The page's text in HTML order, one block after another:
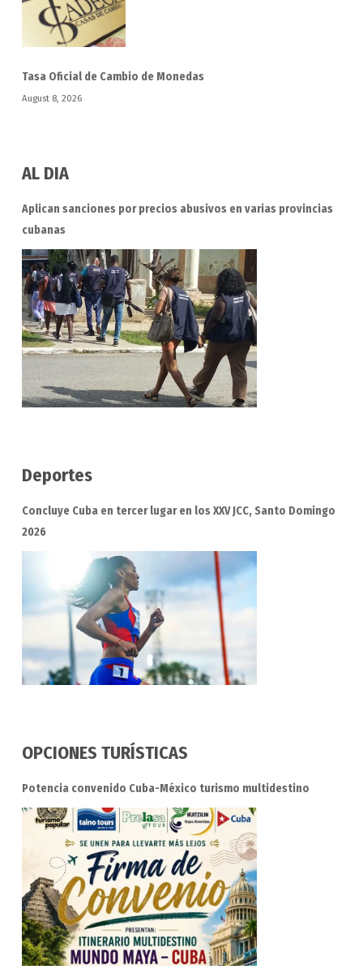
Tasa Oficial de Cambio de Monedas
August 8, 2026
AL DIA
Aplican sanciones por precios abusivos en varias provincias
cubanas
Deportes
Concluye Cuba en tercer lugar en los XXV JCC, Santo Domingo
2026
OPCIONES TURÍSTICAS
Potencia convenido Cuba-México turismo multidestino